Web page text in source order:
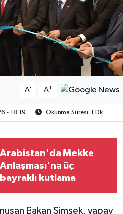
A- A+
- 18:19 Okunma Süresi: 1 Dk
Arabistan'da Mekke
Anlaşması'na üç
bayraklı kutlama
Bakan Şimşek, yapay